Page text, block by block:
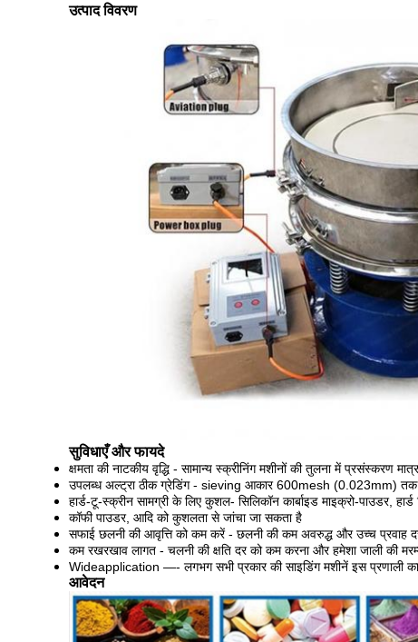
उत्पाद विवरण
सुविधाएँ और फायदे
क्षमता की नाटकीय वृद्धि - सामान्य स्क्रीनिंग मशीनों की तुलना में प्रसंस्करण
उपलब्ध अल्ट्रा ठीक ग्रेडिंग - sieving आकार 600mesh (0.023mm)
हार्ड-टू-स्क्रीन सामग्री के लिए कुशल- सिलिकॉन कार्बाइड माइक्रो-पाउडर,
कॉफी पाउडर, आदि को कुशलता से जांचा जा सकता है
सफाई छलनी की आवृत्ति को कम करें - छलनी की कम अवरुद्ध और उच्च प्रवाह
कम रखरखाव लागत - चलनी की क्षति दर को कम करना और हमेशा जाली की
Wideapplication —- लगभग सभी प्रकार की साइडिंग मशीनें इस प्रणाली
आवेदन